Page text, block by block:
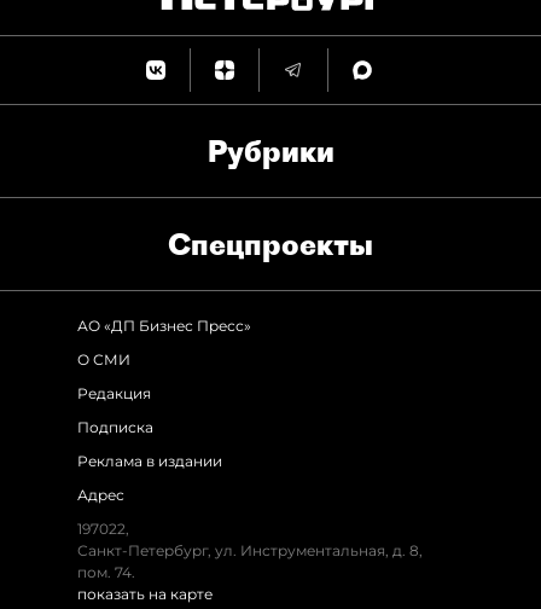
Рубрики
Спец­проекты
АО «ДП Бизнес Пресс»
О СМИ
Редакция
Подписка
Реклама в издании
Адрес
197022,
Санкт-Петербург, ул. Инструментальная, д. 8,
пом. 74.
показать на карте